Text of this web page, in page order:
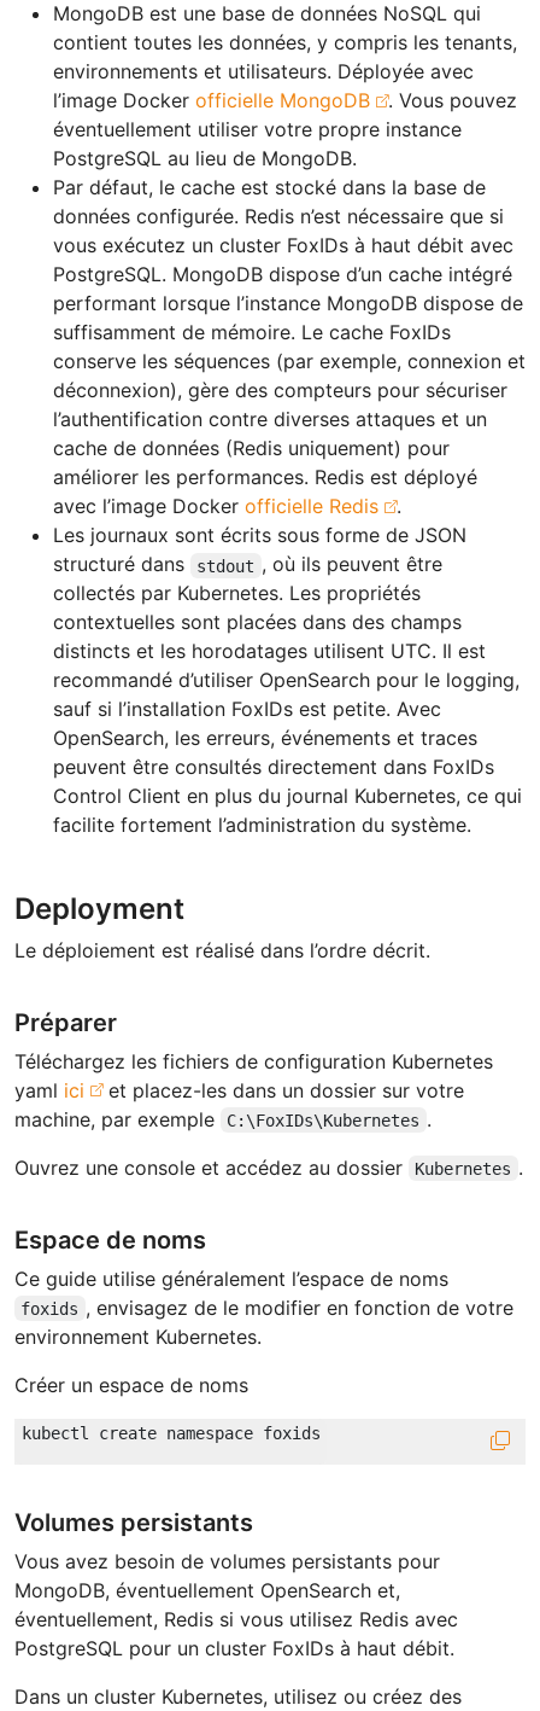
MongoDB est une base de données NoSQL qui
contient toutes les données, y compris les tenants,
environnements et utilisateurs. Déployée avec
l’image Docker officielle MongoDB
. Vous pouvez
éventuellement utiliser votre propre instance
PostgreSQL au lieu de MongoDB.
Par défaut, le cache est stocké dans la base de
données configurée. Redis n’est nécessaire que si
vous exécutez un cluster FoxIDs à haut débit avec
PostgreSQL. MongoDB dispose d’un cache intégré
performant lorsque l’instance MongoDB dispose de
suffisamment de mémoire. Le cache FoxIDs
conserve les séquences (par exemple, connexion et
déconnexion), gère des compteurs pour sécuriser
l’authentification contre diverses attaques et un
cache de données (Redis uniquement) pour
améliorer les performances. Redis est déployé
avec l’image Docker officielle Redis
.
Les journaux sont écrits sous forme de JSON
structuré dans
stdout , où ils peuvent être
collectés par Kubernetes. Les propriétés
contextuelles sont placées dans des champs
distincts et les horodatages utilisent UTC. Il est
recommandé d’utiliser OpenSearch pour le logging,
sauf si l’installation FoxIDs est petite. Avec
OpenSearch, les erreurs, événements et traces
peuvent être consultés directement dans FoxIDs
Control Client en plus du journal Kubernetes, ce qui
facilite fortement l’administration du système.
Deployment
Le déploiement est réalisé dans l’ordre décrit.
Préparer
Téléchargez les fichiers de configuration Kubernetes
yaml ici
et placez-les dans un dossier sur votre
machine, par exemple
C:\FoxIDs\Kubernetes .
Ouvrez une console et accédez au dossier
Kubernetes .
Espace de noms
Ce guide utilise généralement l’espace de noms
foxids , envisagez de le modifier en fonction de votre
environnement Kubernetes.
Créer un espace de noms
Volumes persistants
Vous avez besoin de volumes persistants pour
MongoDB, éventuellement OpenSearch et,
éventuellement, Redis si vous utilisez Redis avec
PostgreSQL pour un cluster FoxIDs à haut débit.
Dans un cluster Kubernetes, utilisez ou créez des